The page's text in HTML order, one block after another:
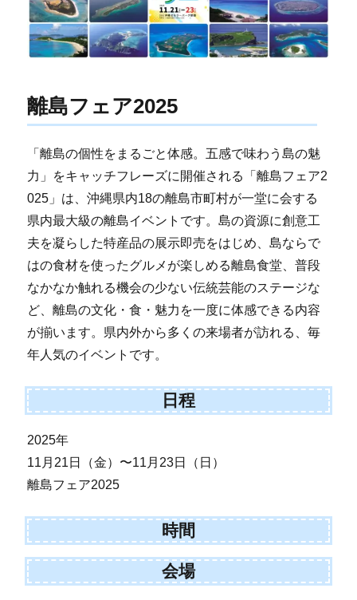
離島フェア2025
「離島の個性をまるごと体感。五感で味わう島の魅
力」をキャッチフレーズに開催される「離島フェア2
025」は、沖縄県内18の離島市町村が一堂に会する
県内最大級の離島イベントです。島の資源に創意工
夫を凝らした特産品の展示即売をはじめ、島ならで
はの食材を使ったグルメが楽しめる離島食堂、普段
なかなか触れる機会の少ない伝統芸能のステージな
ど、離島の文化・食・魅力を一度に体感できる内容
が揃います。県内外から多くの来場者が訪れる、毎
年人気のイベントです。
日程
2025年
11月21日（金）〜11月23日（日）
離島フェア2025
時間
会場